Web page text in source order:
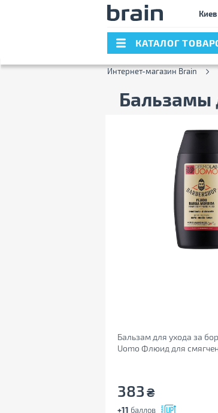
Киев
КАТАЛОГ
Интернет-магазин Brain
Бальзамы
Бальзам для ухода за
Uomo Флюид для
383 ₴
+11 баллов